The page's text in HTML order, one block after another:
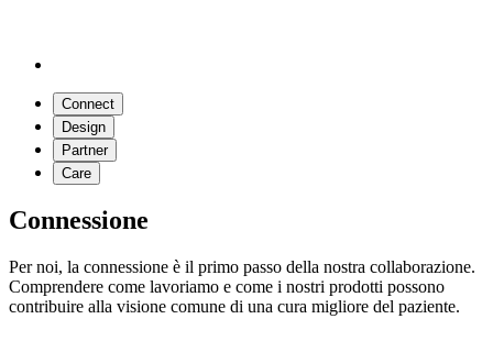
Connect
Design
Partner
Care
Connessione
Per noi, la connessione è il primo passo della nostra collaborazione.
Comprendere come lavoriamo e come i nostri prodotti possono
contribuire alla visione comune di una cura migliore del paziente.